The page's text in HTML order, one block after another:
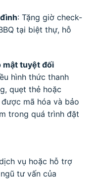
: Tặng giờ check-
tại biệt thự, hỗ
mật tuyệt đối
hình thức thanh
quẹt thẻ hoặc
mã hóa và bảo
trong quá trình đặt
vụ hoặc hỗ trợ
tư vấn của